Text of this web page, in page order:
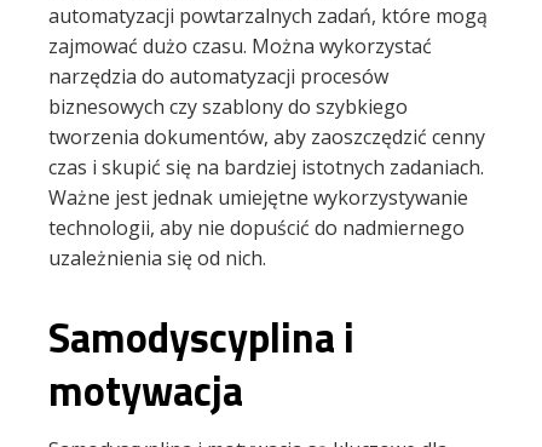
automatyzacji powtarzalnych zadań, które mogą
zajmować dużo czasu. Można wykorzystać
narzędzia do automatyzacji procesów
biznesowych czy szablony do szybkiego
tworzenia dokumentów, aby zaoszczędzić cenny
czas i skupić się na bardziej istotnych zadaniach.
Ważne jest jednak umiejętne wykorzystywanie
technologii, aby nie dopuścić do nadmiernego
uzależnienia się od nich.
Samodyscyplina i
motywacja